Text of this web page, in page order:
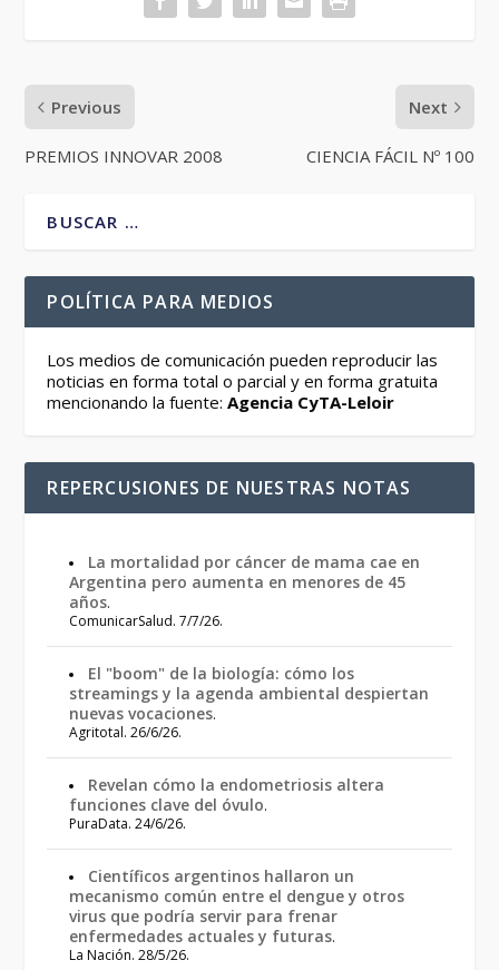
Previous
PREMIOS INNOVAR 2008
Next
CIENCIA FÁCIL Nº 100
POLÍTICA PARA MEDIOS
Los medios de comunicación pueden reproducir las
noticias en forma total o parcial y en forma gratuita
mencionando la fuente:Agencia CyTA-Leloir
REPERCUSIONES DE NUESTRAS NOTAS
La mortalidad por cáncer de mama cae en
Argentina pero aumenta en menores de 45
años.
ComunicarSalud. 7/7/26.
El "boom" de la biología: cómo los
streamings y la agenda ambiental despiertan
nuevas vocaciones.
Agritotal. 26/6/26.
Revelan cómo la endometriosis altera
funciones clave del óvulo.
PuraData. 24/6/26.
Científicos argentinos hallaron un
mecanismo común entre el dengue y otros
virus que podría servir para frenar
enfermedades actuales y futuras.
La Nación. 28/5/26.